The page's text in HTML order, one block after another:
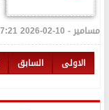
مسامير - 10-02-2026 07:21 PM
الاولى السابق